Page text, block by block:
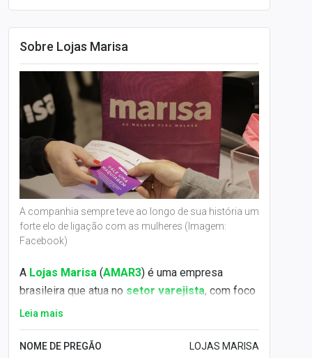
Sobre Lojas Marisa
A companhia sempre teve ao longo de sua história um
forte elo de ligação com as mulheres (Imagem:
Facebook)
A Lojas Marisa (AMAR3) é uma empresa
brasileira que atua no setor varejista, com foco
em roupas e vestuário. Fundada em 1948, a
companhia tem sede na cidade deSão Paulo.
Leia mais
NOME DE PREGÃO LOJAS MARISA